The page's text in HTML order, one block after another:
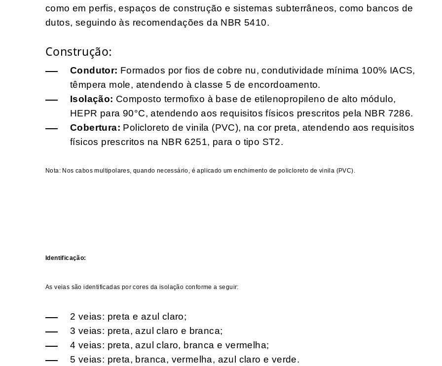
como em perfis, espaços de construção e sistemas subterrâneos, como bancos de
dutos, seguindo às recomendações da NBR 5410.
Construção:
Condutor: Formados por fios de cobre nu, condutividade mínima 100% IACS,
têmpera mole, atendendo à classe 5 de encordoamento.
Isolação: Composto termofixo à base de etilenopropileno de alto módulo,
HEPR para 90°C, atendendo aos requisitos físicos prescritos pela NBR 7286.
Cobertura: Policloreto de vinila (PVC), na cor preta, atendendo aos requisitos
físicos prescritos na NBR 6251, para o tipo ST2.
Nota: Nos cabos multipolares, quando necessário, é aplicado um enchimento de policloreto de vinila (PVC).
Identificação:
As veias são identificadas por cores da isolação conforme a seguir:
2 veias: preta e azul claro;
3 veias: preta, azul claro e branca;
4 veias: preta, azul claro, branca e vermelha;
5 veias: preta, branca, vermelha, azul claro e verde.